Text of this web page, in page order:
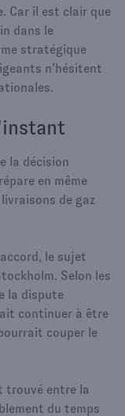
Car il est clair que
dans le
stratégique
n’hésitent
la décision
en même
de gaz
le sujet
Selon les
la dispute
continuer à être
couper le
trouvé entre la
du temps